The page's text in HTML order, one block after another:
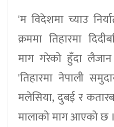
'म विदेशमा च्याउ
क्रममा तिहारमा
माग गरेको हुँदा
'तिहारमा नेपाली
मलेसिया, दुबई र
मालाको माग आएको छ